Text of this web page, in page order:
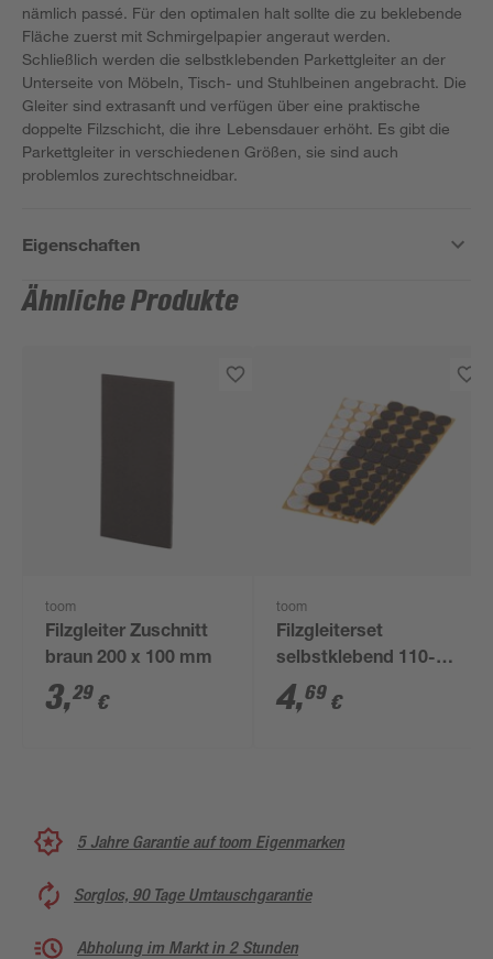
nämlich passé. Für den optimalen halt sollte die zu beklebende
Fläche zuerst mit Schmirgelpapier angeraut werden.
Schließlich werden die selbstklebenden Parkettgleiter an der
Unterseite von Möbeln, Tisch- und Stuhlbeinen angebracht. Die
Gleiter sind extrasanft und verfügen über eine praktische
doppelte Filzschicht, die ihre Lebensdauer erhöht. Es gibt die
Parkettgleiter in verschiedenen Größen, sie sind auch
problemlos zurechtschneidbar.
Eigenschaften
Ähnliche Produkte
toom
Filzgleiter Zuschnitt
braun 200 x 100 mm
3,29 €
toom
Filzgleiterset
selbstklebend 110-
tlg.
4,69 €
5 Jahre Garantie auf toom Eigenmarken
Sorglos, 90 Tage Umtauschgarantie
Abholung im Markt in 2 Stunden